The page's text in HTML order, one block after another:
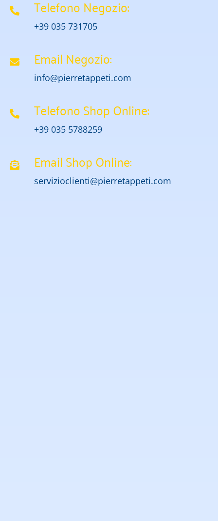
Telefono Negozio:
+39 035 731705
Email Negozio:
info@pierretappeti.com
Telefono Shop Online:
+39 035 5788259
Email Shop Online:
servizioclienti@pierretappeti.com